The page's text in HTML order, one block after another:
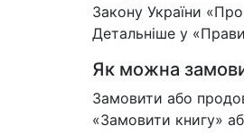
Закону України
Детальніше у
Як можна
Замовити або
«Замовити книгу»